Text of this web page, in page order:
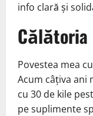
info clară și
Călătoria
Povestea mea
Acum câțiva ani
cu 30 de kile
pe suplimente